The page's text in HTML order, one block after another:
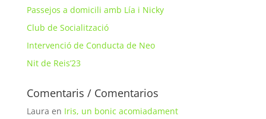
Passejos a domicili amb Lía i Nicky
Club de Socialització
Intervenció de Conducta de Neo
Nit de Reis’23
Comentaris / Comentarios
Laura en Iris, un bonic acomiadament